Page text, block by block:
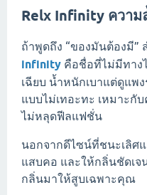
Relx Infinity ความ
ถ้าพูดถึง “ของมันต้องมี”
infinity คือชื่อที่ไม่มีทาง
เฉียบ น้ำหนักเบาแต่ดูแพ
แบบไม่เทอะทะ เหมาะกั
ไม่หลุดฟีลแฟชั่น
นอกจากดีไซน์ที่ชนะเลิศ
แสบคอ และให้กลิ่นชัดเ
กลิ่นมาให้สูบเฉพาะคุณ